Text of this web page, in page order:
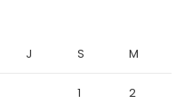
J S M
1 2